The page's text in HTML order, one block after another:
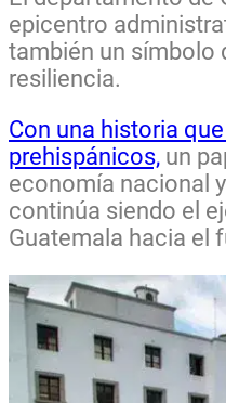
epicentro
también un símbolo
resiliencia.
Con una historia
prehispánicos, un
economía nacional
continúa siendo el
Guatemala hacia el